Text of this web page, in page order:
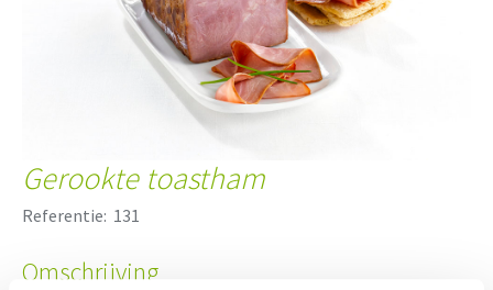
Gerookte toastham
Referentie: 131
Omschrijving